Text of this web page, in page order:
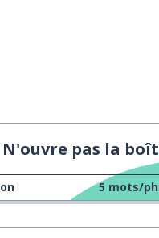
N'ouvre pas la
5 mots/